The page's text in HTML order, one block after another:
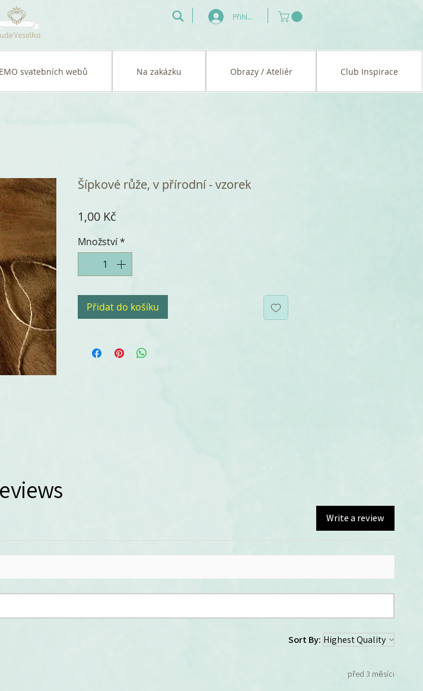
Přihlásit se
svatebních webů Na zakázku Obrazy / Ateliér Club Inspirace
Šípkové růže, v přírodní - vzorek
1,00 Kč
Množství*
Přidat do košíku
Write a review
Sort By:
před 3 měsíci